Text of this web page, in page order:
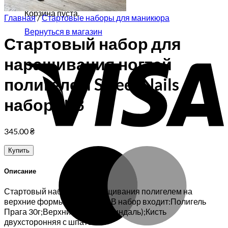
Корзина пуста.
Вернуться в магазин
Главная/Стартовые наборы для маникюра
Стартовый набор для
наращивания ногтей
полигелем Sweet Nails
набор №3
345.00₴
Купить
Описание
Стартовый набор для наращивания полигелем на
верхние формы (без лампы)В набор входит:Полигель
Прага 30г;Верхние формы (миндаль);Кисть
двухсторонняя с шпателем